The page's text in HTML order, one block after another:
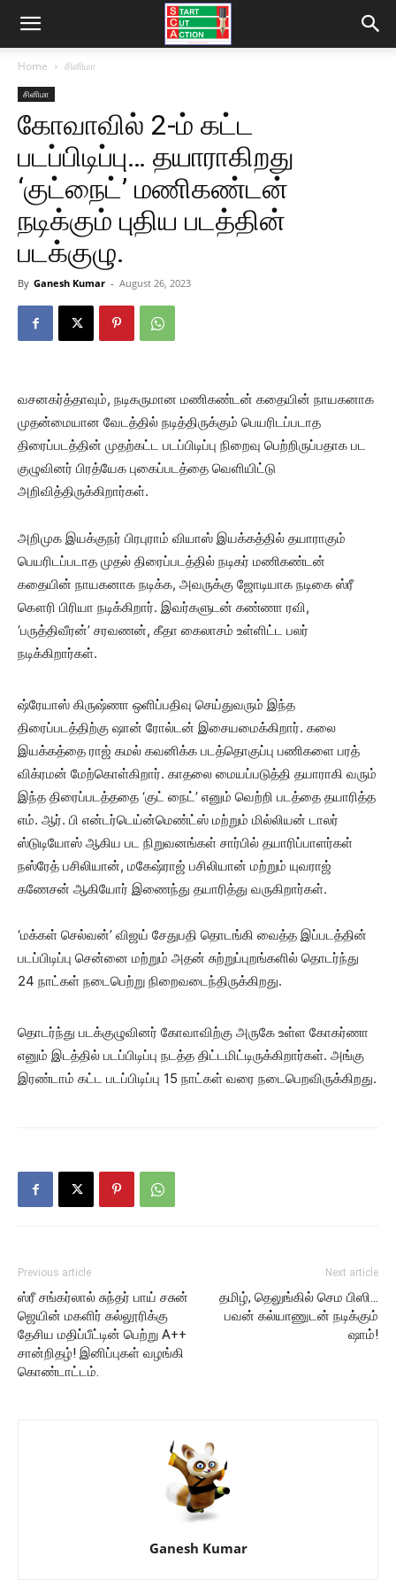
Home சினிமா
சினிமா
கோவாவில் 2-ம் கட்ட
படப்பிடிப்பு… தயாராகிறது
‘குட்நைட்’ மணிகண்டன்
நடிக்கும் புதிய படத்தின்
படக்குழு.
By Ganesh Kumar - August 26, 2023
வசனகர்த்தாவும், நடிகருமான மணிகண்டன் கதையின் நாயகனாக
முதன்மையான வேடத்தில் நடித்திருக்கும் பெயரிடப்படாத
திரைப்படத்தின் முதற்கட்ட படப்பிடிப்பு நிறைவு பெற்றிருப்பதாக பட
குழுவினர் பிரத்யேக புகைப்படத்தை வெளியிட்டு
அறிவித்திருக்கிறார்கள்.
அறிமுக இயக்குநர் பிரபுராம் வியாஸ் இயக்கத்தில் தயாராகும்
பெயரிடப்படாத முதல் திரைப்படத்தில் நடிகர் மணிகண்டன்
கதையின் நாயகனாக நடிக்க, அவருக்கு ஜோடியாக நடிகை ஸ்ரீ
கௌரி பிரியா நடிக்கிறார். இவர்களுடன் கண்ணா ரவி,
‘பருத்திவீரன்’ சரவணன், கீதா கைலாசம் உள்ளிட்ட பலர்
நடிக்கிறார்கள்.
ஷ்ரேயாஸ் கிருஷ்ணா ஒளிப்பதிவு செய்துவரும் இந்த
திரைப்படத்திற்கு ஷான் ரோல்டன் இசையமைக்கிறார். கலை
இயக்கத்தை ராஜ் கமல் கவனிக்க படத்தொகுப்பு பணிகளை பரத்
விக்ரமன் மேற்கொள்கிறார். காதலை மையப்படுத்தி தயாராகி வரும்
இந்த திரைப்படத்ததை ‘குட் நைட்’ எனும் வெற்றி படத்தை தயாரித்த
எம். ஆர். பி என்டர்டெய்ன்மெண்ட்ஸ் மற்றும் மில்லியன் டாலர்
ஸ்டுடியோஸ் ஆகிய பட நிறுவனங்கள் சார்பில் தயாரிப்பாளர்கள்
நஸ்ரேத் பசிலியான், மகேஷ்ராஜ் பசிலியான் மற்றும் யுவராஜ்
கணேசன் ஆகியோர் இணைந்து தயாரித்து வருகிறார்கள்.
‘மக்கள் செல்வன்’ விஜய் சேதுபதி தொடங்கி வைத்த இப்படத்தின்
படப்பிடிப்பு சென்னை மற்றும் அதன் சுற்றுப்புறங்களில் தொடர்ந்து
24 நாட்கள் நடைபெற்று நிறைவடைந்திருக்கிறது.
தொடர்ந்து படக்குழுவினர் கோவாவிற்கு அருகே உள்ள கோகர்ணா
எனும் இடத்தில் படப்பிடிப்பு நடத்த திட்டமிட்டிருக்கிறார்கள். அங்கு
இரண்டாம் கட்ட படப்பிடிப்பு 15 நாட்கள் வரை நடைபெறவிருக்கிறது.
Previous article
ஸ்ரீ சங்கர்லால் சுந்தர் பாய் சசுன்
ஜெயின் மகளிர் கல்லூரிக்கு
தேசிய மதிப்பீட்டின் பெற்று A++
சான்றிதழ்! இனிப்புகள் வழங்கி
கொண்டாட்டம்.
Next article
தமிழ், தெலுங்கில் செம பிஸி…
பவன் கல்யாணுடன் நடிக்கும்
ஷாம்!
Ganesh Kumar